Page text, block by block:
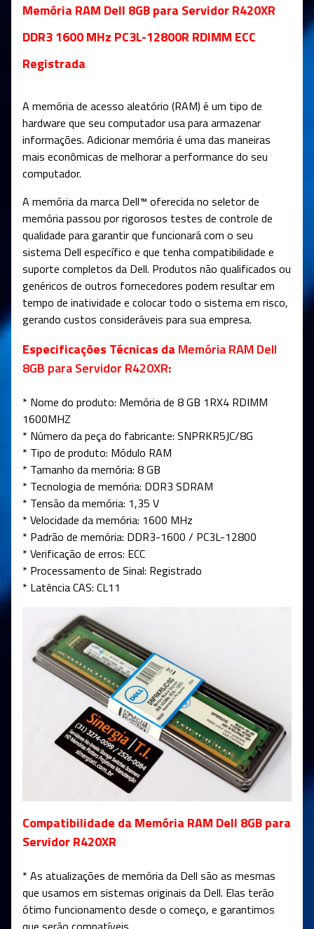
Memória RAM Dell 8GB para Servidor R420XR
DDR3 1600 MHz PC3L-12800R RDIMM ECC
Registrada
A memória de acesso aleatório (RAM) é um tipo de
hardware que seu computador usa para armazenar
informações. Adicionar memória é uma das maneiras
mais econômicas de melhorar a performance do seu
computador.
A memória da marca Dell™ oferecida no seletor de
memória passou por rigorosos testes de controle de
qualidade para garantir que funcionará com o seu
sistema Dell específico e que tenha compatibilidade e
suporte completos da Dell. Produtos não qualificados ou
genéricos de outros fornecedores podem resultar em
tempo de inatividade e colocar todo o sistema em risco,
gerando custos consideráveis para sua empresa.
Especificações Técnicas da Memória RAM Dell
8GB para Servidor R420XR:
* Nome do produto: Memória de 8 GB 1RX4 RDIMM
1600MHZ
* Número da peça do fabricante: SNPRKR5JC/8G
* Tipo de produto: Módulo RAM
* Tamanho da memória: 8 GB
* Tecnologia de memória: DDR3 SDRAM
* Tensão da memória: 1,35 V
* Velocidade da memória: 1600 MHz
* Padrão de memória: DDR3-1600 / PC3L-12800
* Verificação de erros: ECC
* Processamento de Sinal: Registrado
* Latência CAS: CL11
Compatibilidade da Memória RAM Dell 8GB para
Servidor R420XR
* As atualizações de memória da Dell são as mesmas
que usamos em sistemas originais da Dell. Elas terão
ótimo funcionamento desde o começo, e garantimos